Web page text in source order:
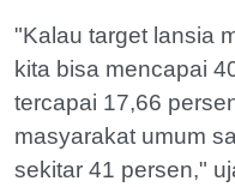
"Kalau target lansia
kita bisa mencapai
tercapai 17,66
masyarakat umum
sekitar 41 persen,"